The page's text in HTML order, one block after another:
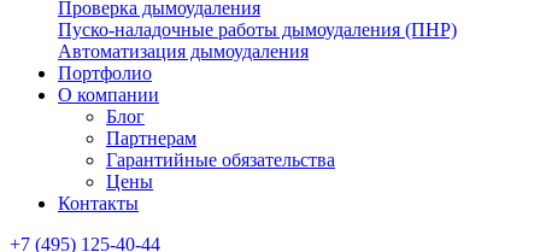
Проверка дымоудаления
Пуско-наладочные работы дымоудаления (ПНР)
Автоматизация дымоудаления
Портфолио
О компании
Блог
Партнерам
Гарантийные обязательства
Цены
Контакты
+7 (495) 125-40-44